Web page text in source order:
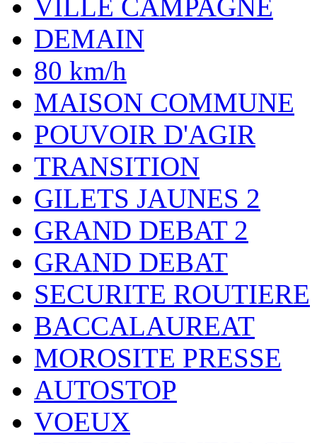
VILLE CAMPAGNE
DEMAIN
80 km/h
MAISON COMMUNE
POUVOIR D'AGIR
TRANSITION
GILETS JAUNES 2
GRAND DEBAT 2
GRAND DEBAT
SECURITE ROUTIERE
BACCALAUREAT
MOROSITE PRESSE
AUTOSTOP
VOEUX